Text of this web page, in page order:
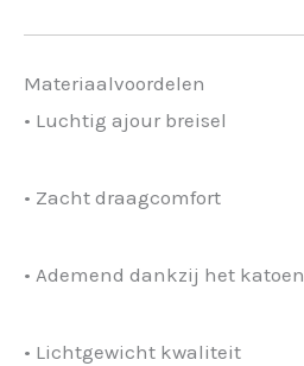
Materiaalvoordelen
• Luchtig ajour breisel
• Zacht draagcomfort
• Ademend dankzij het katoen
• Lichtgewicht kwaliteit